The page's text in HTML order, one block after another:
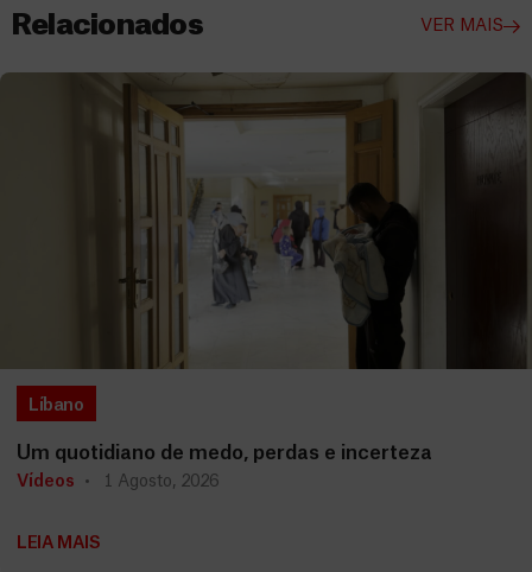
Relacionados VER MAIS
Líbano
Um quotidiano de medo, perdas e incerteza
Vídeos 1 Agosto, 2026
LEIA MAIS